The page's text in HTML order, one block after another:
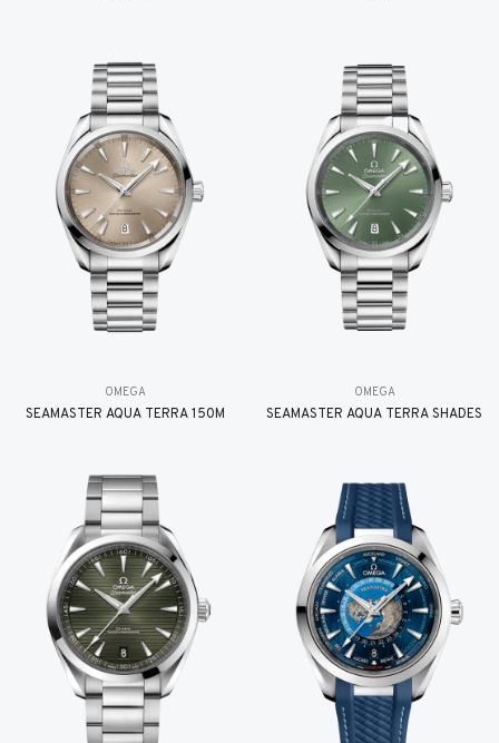
OMEGA
SEAMASTER AQUA TERRA 150M
OMEGA
SEAMASTER AQUA TERRA SHADES